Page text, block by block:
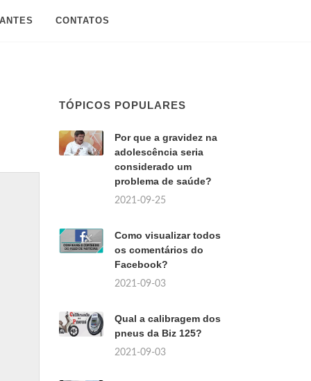
CONTATOS
TÓPICOS POPULARES
Por que a gravidez na
adolescência seria
considerado um
problema de saúde?
2021-09-25
Como visualizar todos
os comentários do
Facebook?
2021-09-03
Qual a calibragem dos
pneus da Biz 125?
2021-09-03